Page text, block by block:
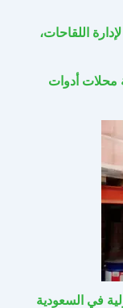
اللقاحات،
محلات أدوات
في السعودية